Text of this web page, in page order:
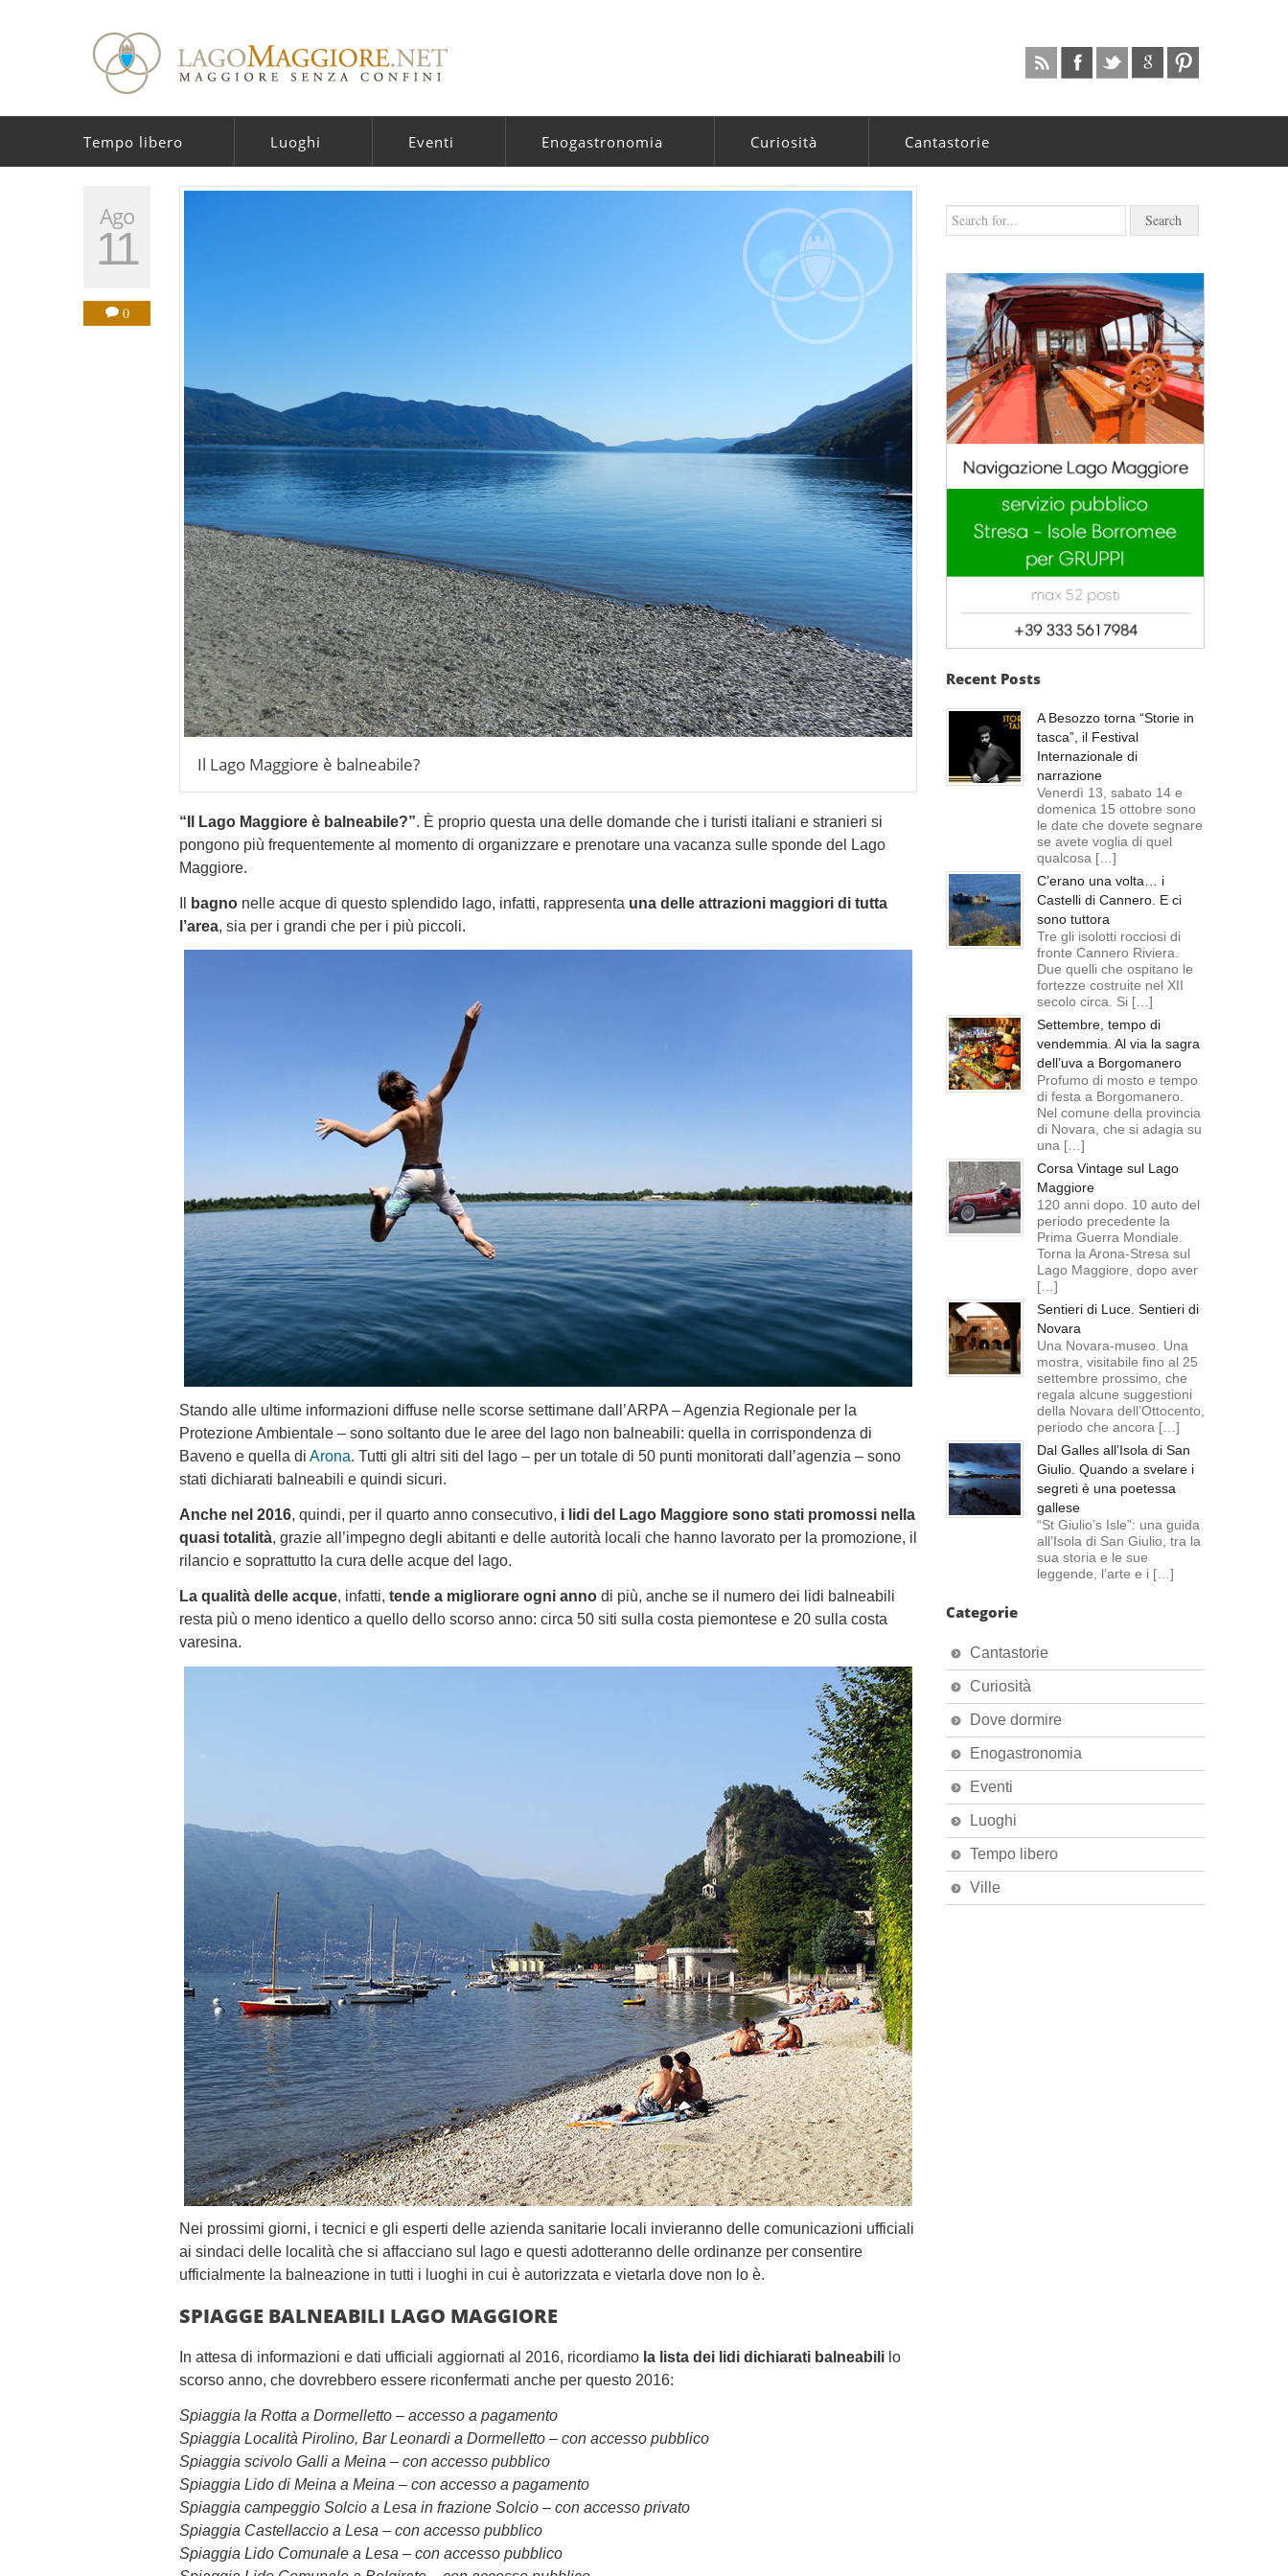
Tempo libero Luoghi Eventi Enogastronomia Curiosità Cantastorie
Ago
11
0
Il Lago Maggiore è balneabile?
“Il Lago Maggiore è balneabile?”. È proprio questa una delle domande che i turisti italiani e stranieri si
pongono più frequentemente al momento di organizzare e prenotare una vacanza sulle sponde del Lago
Maggiore.
bagno nelle acque di questo splendido lago, infatti, rappresenta una delle attrazioni maggiori di tutta
l’area, sia per i grandi che per i più piccoli.
Stando alle ultime informazioni diffuse nelle scorse settimane dall’ARPA – Agenzia Regionale per la
Protezione Ambientale – sono soltanto due le aree del lago non balneabili: quella in corrispondenza di
Baveno e quella di Arona. Tutti gli altri siti del lago – per un totale di 50 punti monitorati dall’agenzia – sono
stati dichiarati balneabili e quindi sicuri.
Anche nel 2016, quindi, per il quarto anno consecutivo, i lidi del Lago Maggiore sono stati promossi nella
quasi totalità, grazie all’impegno degli abitanti e delle autorità locali che hanno lavorato per la promozione, il
rilancio e soprattutto la cura delle acque del lago.
La qualità delle acque, infatti, tende a migliorare ogni anno di più, anche se il numero dei lidi balneabili
resta più o meno identico a quello dello scorso anno: circa 50 siti sulla costa piemontese e 20 sulla costa
varesina.
Nei prossimi giorni, i tecnici e gli esperti delle azienda sanitarie locali invieranno delle comunicazioni ufficiali
ai sindaci delle località che si affacciano sul lago e questi adotteranno delle ordinanze per consentire
ufficialmente la balneazione in tutti i luoghi in cui è autorizzata e vietarla dove non lo è.
SPIAGGE BALNEABILI LAGO MAGGIORE
In attesa di informazioni e dati ufficiali aggiornati al 2016, ricordiamo la lista dei lidi dichiarati balneabili lo
scorso anno, che dovrebbero essere riconfermati anche per questo 2016:
Spiaggia la Rotta a Dormelletto – accesso a pagamento
Spiaggia Località Pirolino, Bar Leonardi a Dormelletto – con accesso pubblico
Spiaggia scivolo Galli a Meina – con accesso pubblico
Spiaggia Lido di Meina a Meina – con accesso a pagamento
Spiaggia campeggio Solcio a Lesa in frazione Solcio – con accesso privato
Spiaggia Castellaccio a Lesa – con accesso pubblico
Spiaggia Lido Comunale a Lesa – con accesso pubblico
Recent Posts
A Besozzo torna “Storie in
tasca”, il Festival
Internazionale di
narrazione
Venerdì 13, sabato 14 e
domenica 15 ottobre sono
le date che dovete segnare
se avete voglia di quel
qualcosa […]
C’erano una volta… i
Castelli di Cannero. E ci
sono tuttora
Tre gli isolotti rocciosi di
fronte Cannero Riviera.
Due quelli che ospitano le
fortezze costruite nel XII
secolo circa. Si […]
Settembre, tempo di
vendemmia. Al via la sagra
dell’uva a Borgomanero
Profumo di mosto e tempo
di festa a Borgomanero.
Nel comune della provincia
di Novara, che si adagia su
una […]
Corsa Vintage sul Lago
Maggiore
120 anni dopo. 10 auto del
periodo precedente la
Prima Guerra Mondiale.
Torna la Arona-Stresa sul
Lago Maggiore, dopo aver
[…]
Sentieri di Luce. Sentieri di
Novara
Una Novara-museo. Una
mostra, visitabile fino al 25
settembre prossimo, che
regala alcune suggestioni
della Novara dell’Ottocento,
periodo che ancora […]
Dal Galles all’Isola di San
Giulio. Quando a svelare i
segreti è una poetessa
gallese
“St Giulio’s Isle”: una guida
all’Isola di San Giulio, tra la
sua storia e le sue
leggende, l’arte e i […]
Categorie
Cantastorie
Curiosità
Dove dormire
Enogastronomia
Eventi
Luoghi
Tempo libero
Ville